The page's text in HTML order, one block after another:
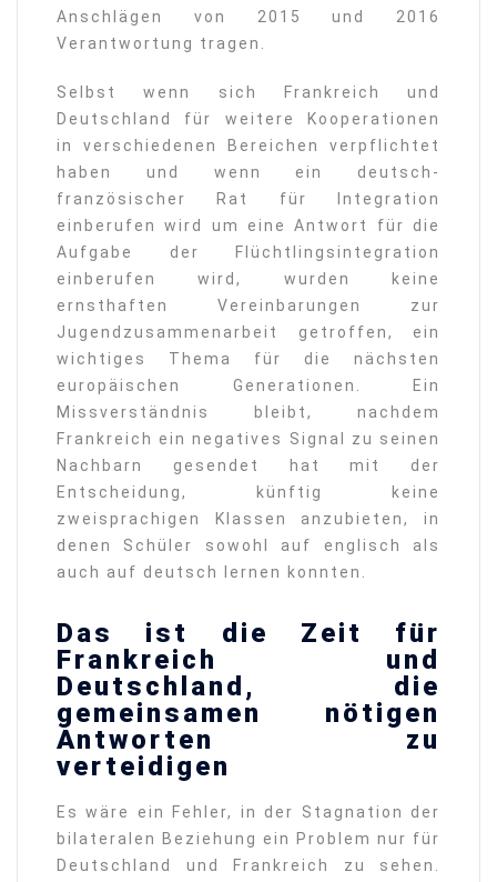
Anschlägen von 2015 und 2016
Verantwortung tragen.
Selbst wenn sich Frankreich und
Deutschland für weitere Kooperationen
in verschiedenen Bereichen verpflichtet
haben und wenn ein deutsch-
französischer Rat für Integration
einberufen wird um eine Antwort für die
Aufgabe der Flüchtlingsintegration
einberufen wird, wurden keine
ernsthaften Vereinbarungen zur
Jugendzusammenarbeit getroffen, ein
wichtiges Thema für die nächsten
europäischen Generationen. Ein
Missverständnis bleibt, nachdem
Frankreich ein negatives Signal zu seinen
Nachbarn gesendet hat mit der
Entscheidung, künftig keine
zweisprachigen Klassen anzubieten, in
denen Schüler sowohl auf englisch als
auch auf deutsch lernen konnten.
Das ist die Zeit für
Frankreich und
Deutschland, die
gemeinsamen nötigen
Antworten zu
verteidigen
Es wäre ein Fehler, in der Stagnation der
bilateralen Beziehung ein Problem nur für
Deutschland und Frankreich zu sehen.